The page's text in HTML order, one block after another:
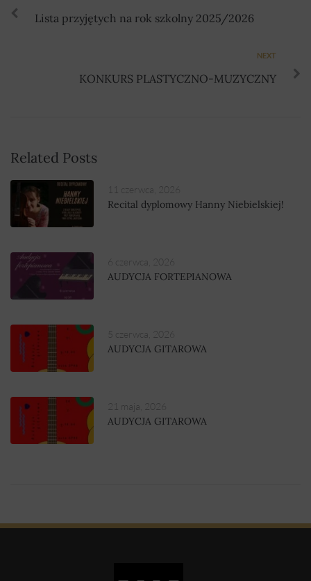
Lista przyjętych na rok szkolny 2025/2026
NEXT
KONKURS PLASTYCZNO-MUZYCZNY
Related Posts
11 czerwca, 2026
Recital dyplomowy Hanny Niebielskiej!
6 czerwca, 2026
AUDYCJA FORTEPIANOWA
5 czerwca, 2026
AUDYCJA GITAROWA
21 maja, 2026
AUDYCJA GITAROWA